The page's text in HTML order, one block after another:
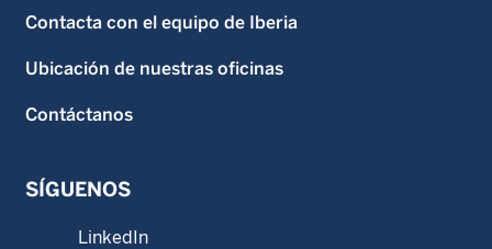
Contacta con el equipo de Iberia
Ubicación de nuestras oficinas
Contáctanos
SÍGUENOS
LinkedIn